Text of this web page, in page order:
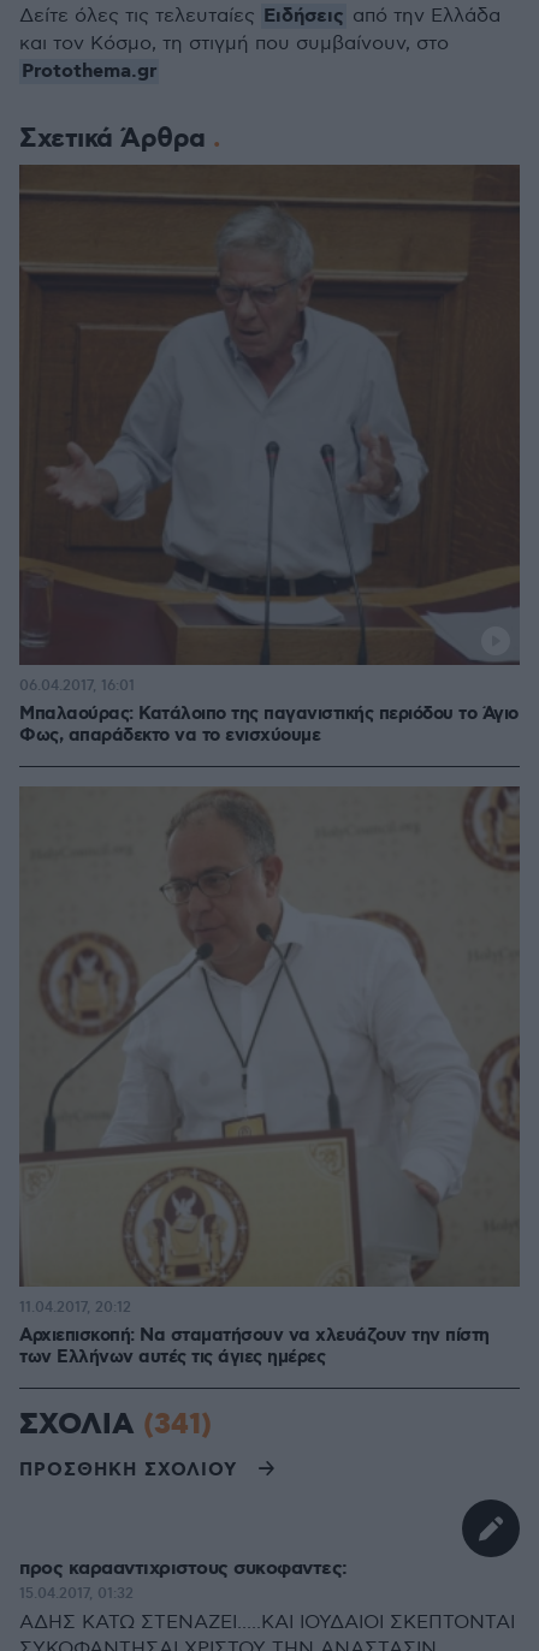
Σχετικά Άρθρα
Μπαλαούρας: Κατάλοιπο της παγανιστικής περιόδου το Άγιο
Φως, απαράδεκτο να το ενισχύουμε
06.04.2017, 16:01
Αρχιεπισκοπή: Να σταματήσουν να χλευάζουν την πίστη
των Ελλήνων αυτές τις άγιες ημέρες
11.04.2017, 20:12
Δείτε όλες τις τελευταίες Ειδήσεις από την Ελλάδα
και τον Κόσμο, τη στιγμή που συμβαίνουν, στο
Protothema.gr
ΣΧΟΛΙΑ (341)
ΠΡΟΣΘΗΚΗ ΣΧΟΛΙΟΥ
προς καρααντιχριστους συκοφαντες:
15.04.2017, 01:32
ΑΔΗΣ ΚΑΤΩ ΣΤΕΝΑΖΕΙ.....ΚΑΙ ΙΟΥΔΑΙΟΙ ΣΚΕΠΤΟΝΤΑΙ